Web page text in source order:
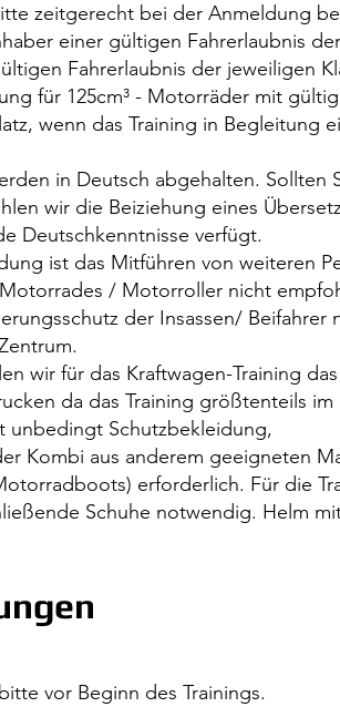
zeitgerecht bei der Anmeldung
einer gültigen Fahrerlaubnis
Fahrerlaubnis der jeweiligen
für 125cm³ - Motorräder mit
wenn das Training in Begleitung
in Deutsch abgehalten. Sollten
wir die Beiziehung eines
Deutschkenntnisse verfügt.
ist das Mitführen von weiteren
/ Motorroller nicht
der Insassen/
wir für das Kraftwagen-Training
da das Training größtenteils
unbedingt Schutzbekleidung,
Kombi aus anderem geeigneten
erforderlich. Für die
Schuhe notwendig. Helm
vor Beginn des Trainings.